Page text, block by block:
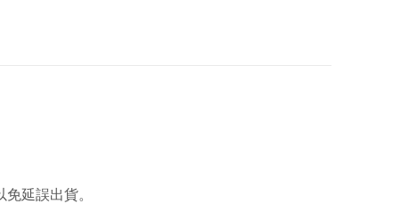
延誤出貨。